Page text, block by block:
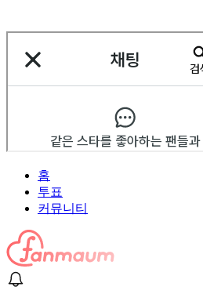
홈
투표
커뮤니티